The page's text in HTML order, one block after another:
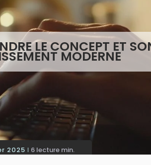
LE CONCEPT ET
MODERNE
2025 6 lecture min.